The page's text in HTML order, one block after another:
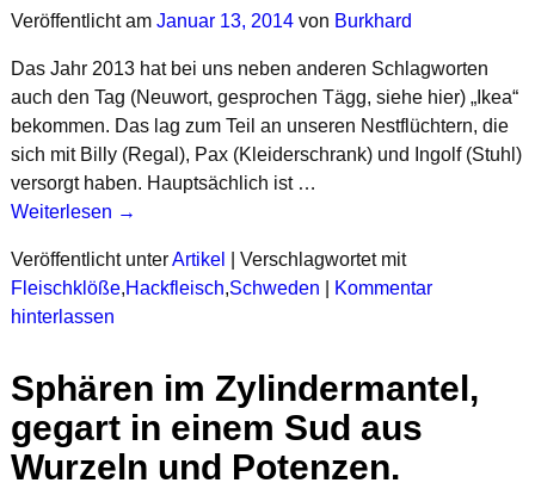
Veröffentlicht am Januar 13, 2014 von Burkhard
Das Jahr 2013 hat bei uns neben anderen Schlagworten
auch den Tag (Neuwort, gesprochen Tägg, siehe hier) „Ikea“
bekommen. Das lag zum Teil an unseren Nestflüchtern, die
sich mit Billy (Regal), Pax (Kleiderschrank) und Ingolf (Stuhl)
versorgt haben. Hauptsächlich ist …
Weiterlesen →
Veröffentlicht unterArtikel
Verschlagwortet mit
Fleischklöße,Hackfleisch,Schweden
Kommentar
hinterlassen
Sphären im Zylindermantel,
gegart in einem Sud aus
Wurzeln und Potenzen.